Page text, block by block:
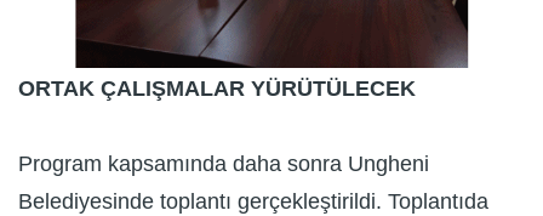
ORTAK ÇALIŞMALAR YÜRÜTÜLECEK
Program kapsamında daha sonra Ungheni
Belediyesinde toplantı gerçekleştirildi. Toplantıda